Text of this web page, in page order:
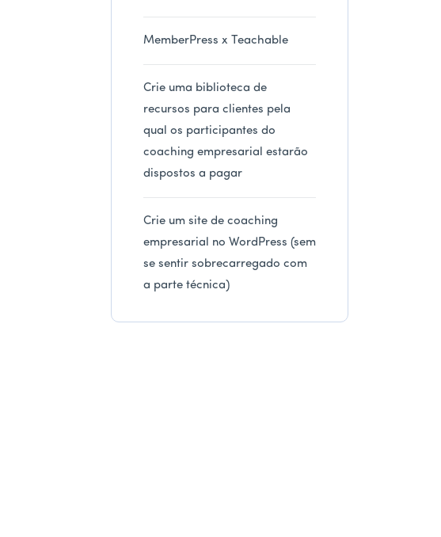
MemberPress x Teachable
Crie uma biblioteca de
recursos para clientes pela
qual os participantes do
coaching empresarial estarão
dispostos a pagar
Crie um site de coaching
empresarial no WordPress (sem
se sentir sobrecarregado com
a parte técnica)